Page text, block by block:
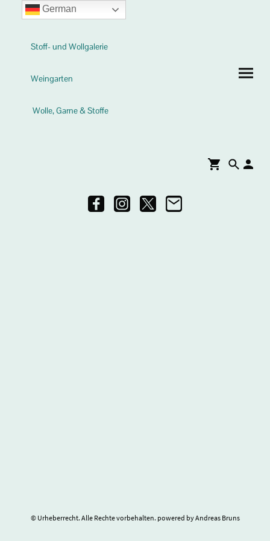
Stoff- und Wollgalerie
Weingarten
Wolle, Garne & Stoffe
© Urheberrecht. Alle Rechte vorbehalten. powered by Andreas Bruns
German